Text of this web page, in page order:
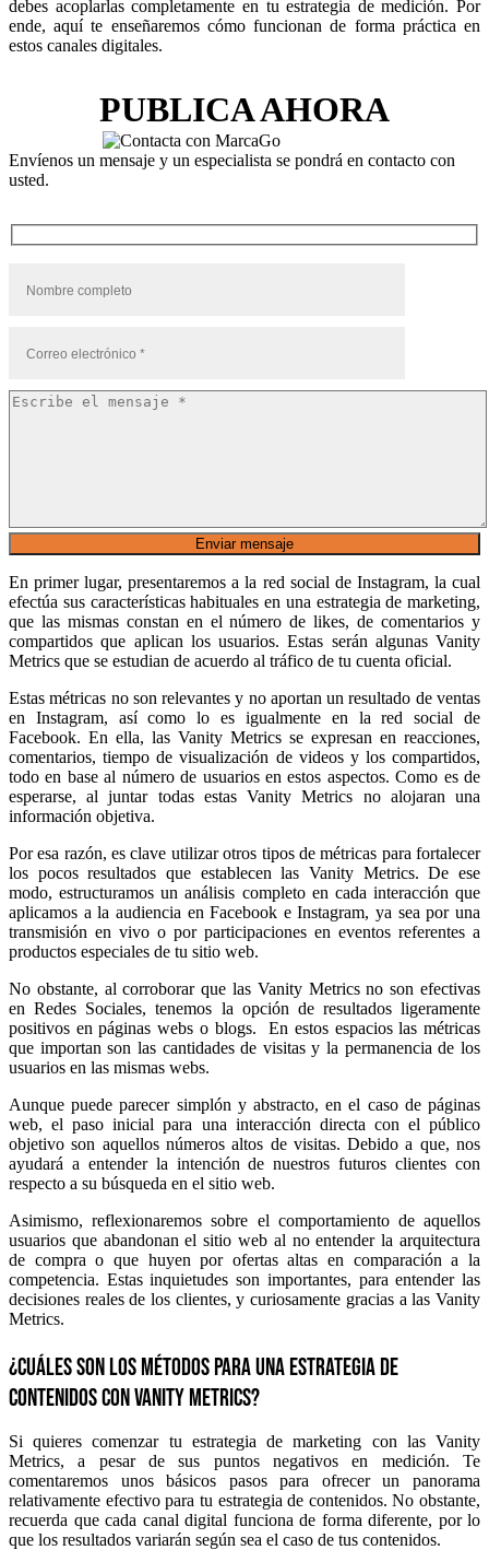
debes acoplarlas completamente en tu estrategia de medición. Por
ende, aquí te enseñaremos cómo funcionan de forma práctica en
estos canales digitales.
PUBLICA AHORA
Envíenos un mensaje y un especialista se pondrá en contacto con
usted.
En primer lugar, presentaremos a la red social de Instagram, la cual
efectúa sus características habituales en una estrategia de marketing,
que las mismas constan en el número de likes, de comentarios y
compartidos que aplican los usuarios. Estas serán algunas Vanity
Metrics que se estudian de acuerdo al tráfico de tu cuenta oficial.
Estas métricas no son relevantes y no aportan un resultado de ventas
en Instagram, así como lo es igualmente en la red social de
Facebook. En ella, las Vanity Metrics se expresan en reacciones,
comentarios, tiempo de visualización de videos y los compartidos,
todo en base al número de usuarios en estos aspectos. Como es de
esperarse, al juntar todas estas Vanity Metrics no alojaran una
información objetiva.
Por esa razón, es clave utilizar otros tipos de métricas para fortalecer
los pocos resultados que establecen las Vanity Metrics. De ese
modo, estructuramos un análisis completo en cada interacción que
aplicamos a la audiencia en Facebook e Instagram, ya sea por una
transmisión en vivo o por participaciones en eventos referentes a
productos especiales de tu sitio web.
No obstante, al corroborar que las Vanity Metrics no son efectivas
en Redes Sociales, tenemos la opción de resultados ligeramente
positivos en páginas webs o blogs. En estos espacios las métricas
que importan son las cantidades de visitas y la permanencia de los
usuarios en las mismas webs.
Aunque puede parecer simplón y abstracto, en el caso de páginas
web, el paso inicial para una interacción directa con el público
objetivo son aquellos números altos de visitas. Debido a que, nos
ayudará a entender la intención de nuestros futuros clientes con
respecto a su búsqueda en el sitio web.
Asimismo, reflexionaremos sobre el comportamiento de aquellos
usuarios que abandonan el sitio web al no entender la arquitectura
de compra o que huyen por ofertas altas en comparación a la
competencia. Estas inquietudes son importantes, para entender las
decisiones reales de los clientes, y curiosamente gracias a las Vanity
Metrics.
¿Cuáles son los métodos para una estrategia de
contenidos con Vanity Metrics?
Si quieres comenzar tu estrategia de marketing con las Vanity
Metrics, a pesar de sus puntos negativos en medición. Te
comentaremos unos básicos pasos para ofrecer un panorama
relativamente efectivo para tu estrategia de contenidos. No obstante,
recuerda que cada canal digital funciona de forma diferente, por lo
que los resultados variarán según sea el caso de tus contenidos.